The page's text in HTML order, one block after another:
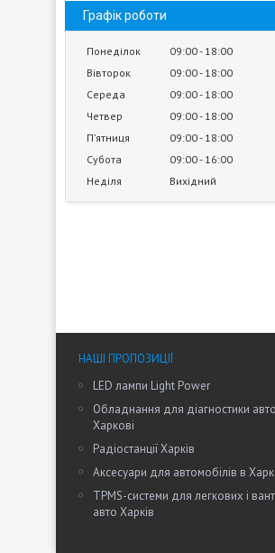
Графік роботи
Понеділок 09:00 18:00
Вівторок
09:00 18:00
Середа
09:00 18:00
Четвер
09:00 18:00
Пʼятниця
09:00 18:00
Субота
09:00 16:00
Неділя
Вихідний
НАШІ ПРОПОЗИЦІЇ
LED лампи Light Power
Обладнання для діагностики
Харкові
Радіостанції Харків
Аксесуари для автомобілів в
TPMS-системи для легкових і
авто Харків